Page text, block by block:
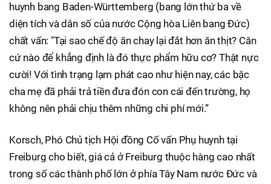
huynh bang Baden-Württemberg (bang lớn thứ ba về
diện tích và dân số của nước Cộng hòa Liên bang Đức)
chất vấn: "Tại sao chế độ ăn chay lại đắt hơn ăn thịt? Căn
cứ nào để khẳng định là đó thực phẩm hữu cơ? Thật nực
cười! Với tình trạng lạm phát cao như hiện nay, các bậc
cha mẹ đã phải trả tiền đưa đón con cái đến trường, họ
không nên phải chịu thêm những chi phí mới.”
Korsch, Phó Chủ tịch Hội đồng Cố vấn Phụ huynh tại
Freiburg cho biết, giá cả ở Freiburg thuộc hàng cao nhất
trong số các thành phố lớn ở phía Tây Nam nước Đức và